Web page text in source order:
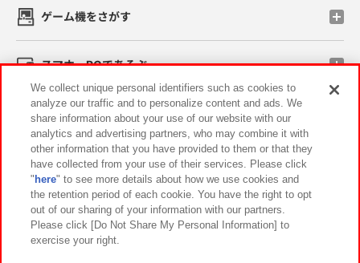
ゲーム機をさがす
スマホ・PCであそぶ
イベント・キャンペーン
関連会社 サステナビリティ サイトポリシー
プライバシーポリシー ウェブアクセシビリティ方針と検証結果
お取引先さまとともに
We collect unique personal identifiers such as cookies to
analyze our traffic and to personalize content and ads. We
share information about your use of our website with our
analytics and advertising partners, who may combine it with
other information that you have provided to them or that they
have collected from your use of their services. Please click
" here" to see more details about how we use cookies and
the retention period of each cookie. You have the right to opt
out of our sharing of your information with our partners.
Please click [Do Not Share My Personal Information] to
exercise your right.